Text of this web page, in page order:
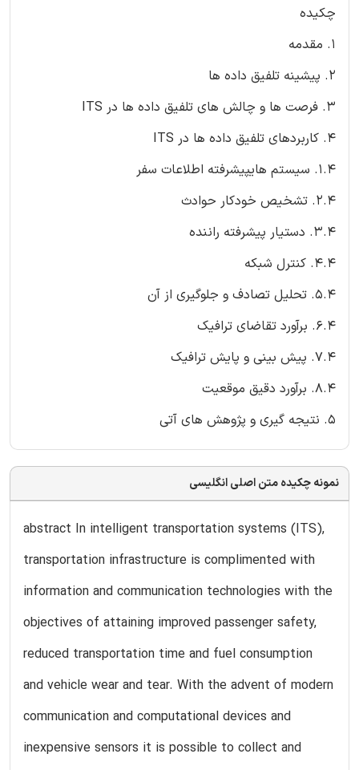
چکیده
1. مقدمه
2. پیشینه تلفیق داده ها
3. فرصت ها و چالش های تلفیق داده ها در ITS
4. کاربردهای تلفیق داده ها در ITS
1.4. سیستم هایپیشرفته اطلاعات سفر
2.4. تشخیص خودکار حوادث
3.4. دستیار پیشرفته راننده
4.4. کنترل شبکه
5.4. تحلیل تصادف و جلوگیری از آن
6.4. برآورد تقاضای ترافیک
7.4. پیش بینی و پایش ترافیک
8.4. برآورد دقیق موقعیت
5. نتیجه گیری و پژوهش های آتی
نمونه چکیده متن اصلی انگلیسی
abstract In intelligent transportation systems (ITS),
transportation infrastructure is complimented with
information and communication technologies with the
objectives of attaining improved passenger safety,
reduced transportation time and fuel consumption
and vehicle wear and tear. With the advent of modern
communication and computational devices and
inexpensive sensors it is possible to collect and